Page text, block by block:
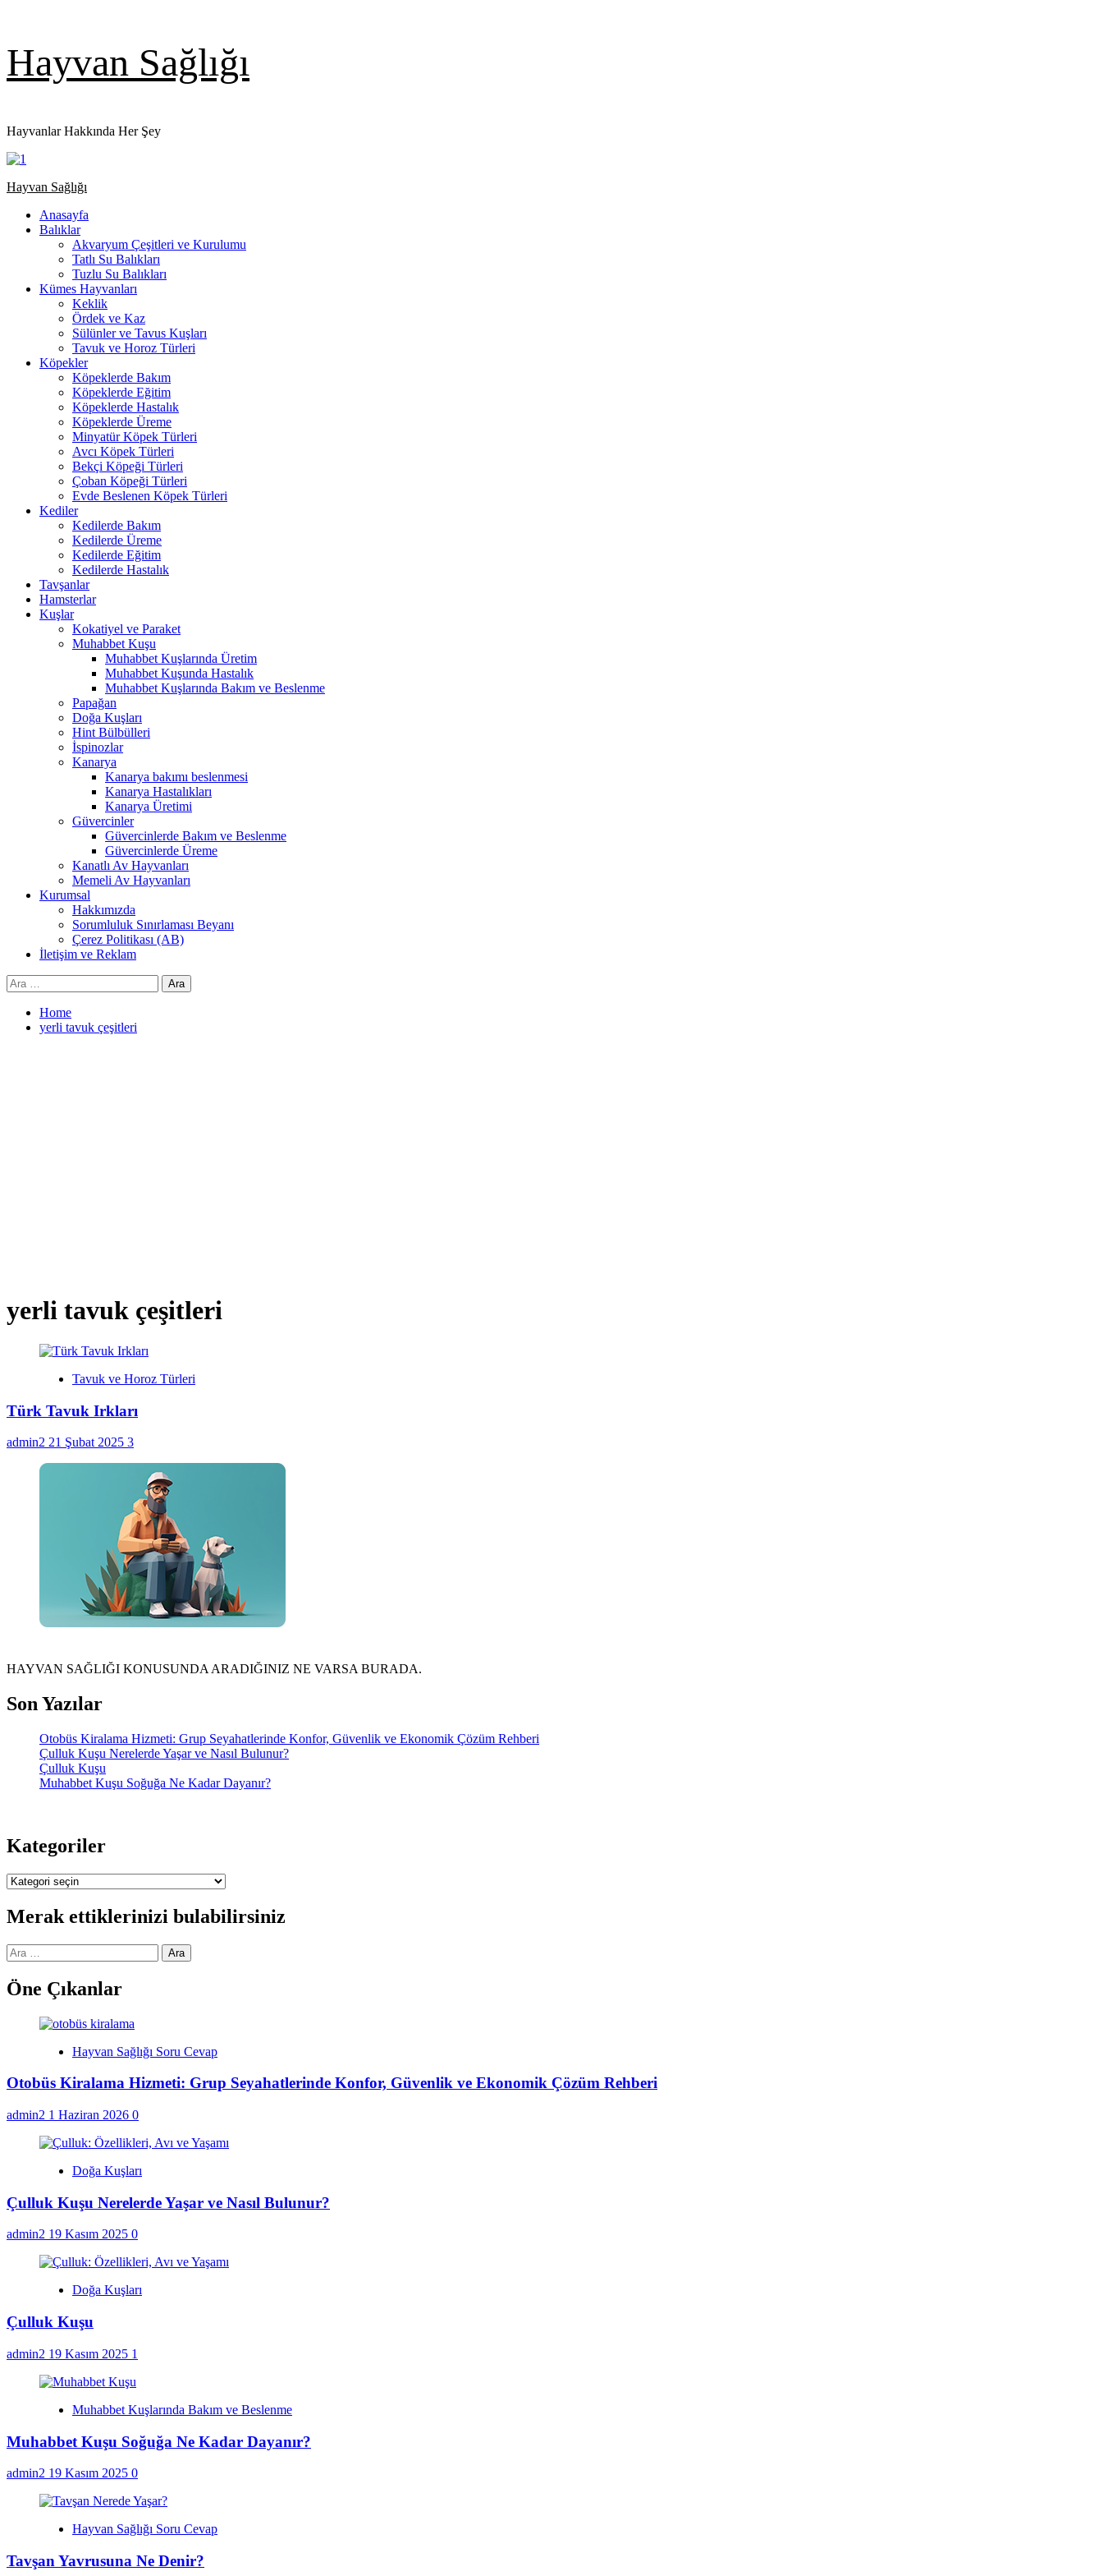
to
content
Hayvan Sağlığı
Hayvanlar Hakkında Her Şey
Primary
Hayvan Sağlığı
Anasayfa
Balıklar
Akvaryum Çeşitleri ve Kurulumu
Tatlı Su Balıkları
Tuzlu Su Balıkları
Kümes Hayvanları
Keklik
Ördek ve Kaz
Sülünler ve Tavus Kuşları
Tavuk ve Horoz Türleri
Köpekler
Köpeklerde Bakım
Köpeklerde Eğitim
Köpeklerde Hastalık
Köpeklerde Üreme
Minyatür Köpek Türleri
Avcı Köpek Türleri
Bekçi Köpeği Türleri
Çoban Köpeği Türleri
Evde Beslenen Köpek Türleri
Kediler
Kedilerde Bakım
Kedilerde Üreme
Kedilerde Eğitim
Kedilerde Hastalık
Tavşanlar
Hamsterlar
Kuşlar
Kokatiyel ve Paraket
Muhabbet Kuşu
Muhabbet Kuşlarında Üretim
Muhabbet Kuşunda Hastalık
Muhabbet Kuşlarında Bakım ve Beslenme
Papağan
Doğa Kuşları
Hint Bülbülleri
İspinozlar
Kanarya
Kanarya bakımı beslenmesi
Kanarya Hastalıkları
Kanarya Üretimi
Güvercinler
Güvercinlerde Bakım ve Beslenme
Güvercinlerde Üreme
Kanatlı Av Hayvanları
Memeli Av Hayvanları
Kurumsal
Hakkımızda
Sorumluluk Sınırlaması Beyanı
Çerez Politikası (AB)
İletişim ve Reklam
Arama:
Home
yerli tavuk çeşitleri
yerli tavuk çeşitleri
Tavuk ve Horoz Türleri
Türk Tavuk Irkları
admin2 21 Şubat 2025 3
HAYVAN SAĞLIĞI KONUSUNDA ARADIĞINIZ NE VARSA BURADA.
Son Yazılar
Otobüs Kiralama Hizmeti: Grup Seyahatlerinde Konfor, Güvenlik ve Ekonomik Çözüm Rehberi
Çulluk Kuşu Nerelerde Yaşar ve Nasıl Bulunur?
Çulluk Kuşu
Muhabbet Kuşu Soğuğa Ne Kadar Dayanır?
Kategoriler
Kategoriler
Merak ettiklerinizi bulabilirsiniz
Arama:
Öne Çıkanlar
Hayvan Sağlığı Soru Cevap
Otobüs Kiralama Hizmeti: Grup Seyahatlerinde Konfor, Güvenlik ve Ekonomik Çözüm Rehberi
admin2 1 Haziran 2026 0
Doğa Kuşları
Çulluk Kuşu Nerelerde Yaşar ve Nasıl Bulunur?
admin2 19 Kasım 2025 0
Doğa Kuşları
Çulluk Kuşu
admin2 19 Kasım 2025 1
Muhabbet Kuşlarında Bakım ve Beslenme
Muhabbet Kuşu Soğuğa Ne Kadar Dayanır?
admin2 19 Kasım 2025 0
Hayvan Sağlığı Soru Cevap
Tavşan Yavrusuna Ne Denir?